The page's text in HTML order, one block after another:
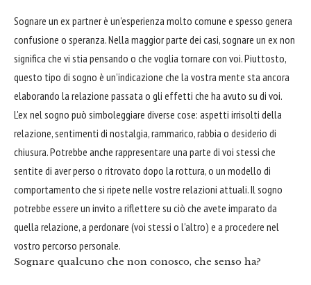
Sognare un ex partner è un'esperienza molto comune e spesso genera
confusione o speranza. Nella maggior parte dei casi, sognare un ex non
significa che vi stia pensando o che voglia tornare con voi. Piuttosto,
questo tipo di sogno è un'indicazione che la vostra mente sta ancora
elaborando la relazione passata o gli effetti che ha avuto su di voi.
L'ex nel sogno può simboleggiare diverse cose: aspetti irrisolti della
relazione, sentimenti di nostalgia, rammarico, rabbia o desiderio di
chiusura. Potrebbe anche rappresentare una parte di voi stessi che
sentite di aver perso o ritrovato dopo la rottura, o un modello di
comportamento che si ripete nelle vostre relazioni attuali. Il sogno
potrebbe essere un invito a riflettere su ciò che avete imparato da
quella relazione, a perdonare (voi stessi o l'altro) e a procedere nel
vostro percorso personale.
Sognare qualcuno che non conosco, che senso ha?